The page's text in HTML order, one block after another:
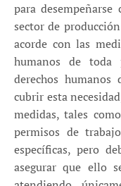
para
sector de
acorde con las
humanos de
derechos
cubrir esta
medidas, tales
permisos de
específicas, pero
asegurar que ello